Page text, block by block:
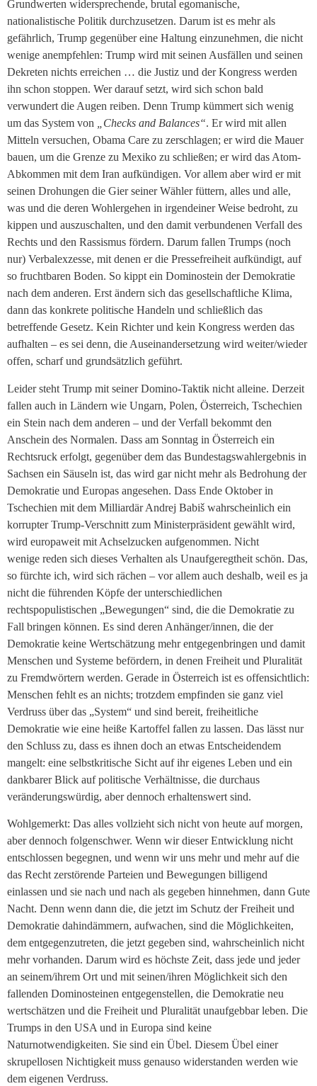
Grundwerten widersprechende, brutal egomanische,
nationalistische Politik durchzusetzen. Darum ist es mehr als
gefährlich, Trump gegenüber eine Haltung einzunehmen, die nicht
wenige anempfehlen: Trump wird mit seinen Ausfällen und seinen
Dekreten nichts erreichen … die Justiz und der Kongress werden
ihn schon stoppen. Wer darauf setzt, wird sich schon bald
verwundert die Augen reiben. Denn Trump kümmert sich wenig
um das System von
„Checks and Balances“. Er wird mit allen
Mitteln versuchen, Obama Care zu zerschlagen; er wird die Mauer
bauen, um die Grenze zu Mexiko zu schließen; er wird das Atom-
Abkommen mit dem Iran aufkündigen. Vor allem aber wird er mit
seinen Drohungen die Gier seiner Wähler füttern, alles und alle,
was und die deren Wohlergehen in irgendeiner Weise bedroht, zu
kippen und auszuschalten, und den damit verbundenen Verfall des
Rechts und den Rassismus fördern. Darum fallen Trumps (noch
nur) Verbalexzesse, mit denen er die Pressefreiheit aufkündigt, auf
so fruchtbaren Boden. So kippt ein Dominostein der Demokratie
nach dem anderen. Erst ändern sich das gesellschaftliche Klima,
dann das konkrete politische Handeln und schließlich das
betreffende Gesetz. Kein Richter und kein Kongress werden das
aufhalten – es sei denn, die Auseinandersetzung wird weiter/wieder
offen, scharf und grundsätzlich geführt.
Leider steht Trump mit seiner Domino-Taktik nicht alleine. Derzeit
fallen auch in Ländern wie Ungarn, Polen, Österreich, Tschechien
ein Stein nach dem anderen – und der Verfall bekommt den
Anschein des Normalen. Dass am Sonntag in Österreich ein
Rechtsruck erfolgt, gegenüber dem das Bundestagswahlergebnis in
Sachsen ein Säuseln ist, das wird gar nicht mehr als Bedrohung der
Demokratie und Europas angesehen. Dass Ende Oktober in
Tschechien mit dem Milliardär Andrej Babiš wahrscheinlich ein
korrupter Trump-Verschnitt zum Ministerpräsident gewählt wird,
wird europaweit mit Achselzucken aufgenommen. Nicht
wenige reden sich dieses Verhalten als Unaufgeregtheit schön. Das,
so fürchte ich, wird sich rächen – vor allem auch deshalb, weil es ja
nicht die führenden Köpfe der unterschiedlichen
rechtspopulistischen „Bewegungen“ sind, die die Demokratie zu
Fall bringen können. Es sind deren Anhänger/innen, die der
Demokratie keine Wertschätzung mehr entgegenbringen und damit
Menschen und Systeme befördern, in denen Freiheit und Pluralität
zu Fremdwörtern werden. Gerade in Österreich ist es offensichtlich:
Menschen fehlt es an nichts; trotzdem empfinden sie ganz viel
Verdruss über das „System“ und sind bereit, freiheitliche
Demokratie wie eine heiße Kartoffel fallen zu lassen. Das lässt nur
den Schluss zu, dass es ihnen doch an etwas Entscheidendem
mangelt: eine selbstkritische Sicht auf ihr eigenes Leben und ein
dankbarer Blick auf politische Verhältnisse, die durchaus
veränderungswürdig, aber dennoch erhaltenswert sind.
Wohlgemerkt: Das alles vollzieht sich nicht von heute auf morgen,
aber dennoch folgenschwer. Wenn wir dieser Entwicklung nicht
entschlossen begegnen, und wenn wir uns mehr und mehr auf die
das Recht zerstörende Parteien und Bewegungen billigend
einlassen und sie nach und nach als gegeben hinnehmen, dann Gute
Nacht. Denn wenn dann die, die jetzt im Schutz der Freiheit und
Demokratie dahindämmern, aufwachen, sind die Möglichkeiten,
dem entgegenzutreten, die jetzt gegeben sind, wahrscheinlich nicht
mehr vorhanden. Darum wird es höchste Zeit, dass jede und jeder
an seinem/ihrem Ort und mit seinen/ihren Möglichkeit sich den
fallenden Dominosteinen entgegenstellen, die Demokratie neu
wertschätzen und die Freiheit und Pluralität unaufgebbar leben. Die
Trumps in den USA und in Europa sind keine
Naturnotwendigkeiten. Sie sind ein Übel. Diesem Übel einer
skrupellosen Nichtigkeit muss genauso widerstanden werden wie
dem eigenen Verdruss.